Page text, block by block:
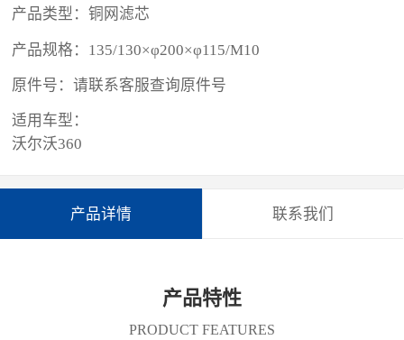
产品类型：铜网滤芯
产品规格：135/130×φ200×φ115/M10
原件号：请联系客服查询原件号
适用车型：
沃尔沃360
产品详情 联系我们
产品特性
PRODUCT FEATURES